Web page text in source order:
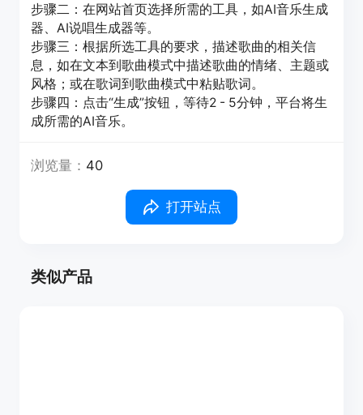
步骤二：在网站首页选择所需的工具，如AI音乐生成
器、AI说唱生成器等。
步骤三：根据所选工具的要求，描述歌曲的相关信
息，如在文本到歌曲模式中描述歌曲的情绪、主题或
风格；或在歌词到歌曲模式中粘贴歌词。
步骤四：点击“生成”按钮，等待2 - 5分钟，平台将生
成所需的AI音乐。
浏览量： 40
打开站点
类似产品